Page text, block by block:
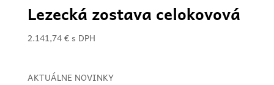
Lezecká zostava celokovová
2.141,74€ s DPH
AKTUÁLNE NOVINKY